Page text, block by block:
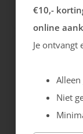
Sale 139.99
€10,-
online
Je ontvangt
Niet